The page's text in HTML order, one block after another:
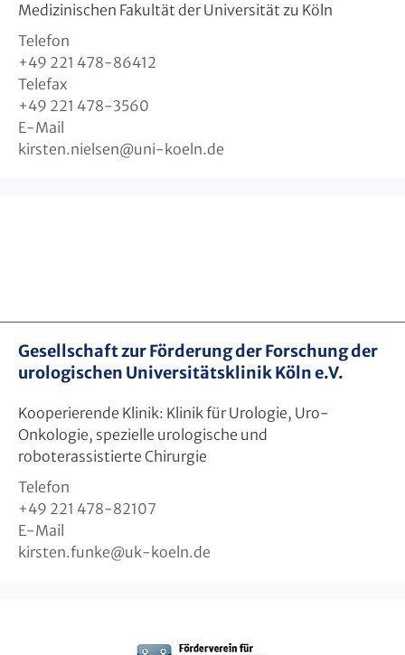
Medizinischen Fakultät der Universität zu Köln
Telefon
+49 221 478-86412
Telefax
+49 221 478-3560
E-Mail
kirsten.nielsen@uni-koeln.de
Gesellschaft zur Förderung der Forschung der
urologischen Universitätsklinik Köln e.V.
Kooperierende Klinik: Klinik für Urologie, Uro-
Onkologie, spezielle urologische und
roboterassistierte Chirurgie
Telefon
+49 221 478-82107
E-Mail
kirsten.funke@uk-koeln.de